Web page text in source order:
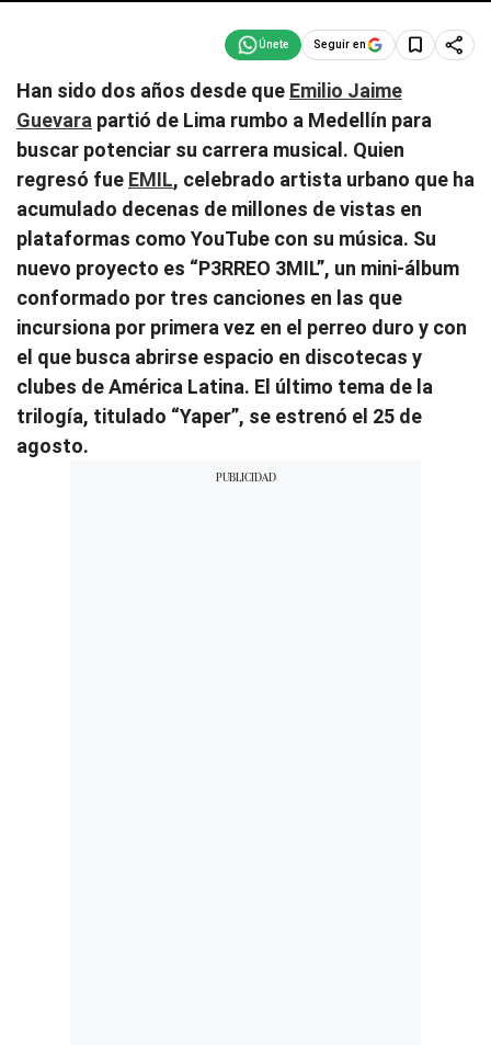
Seguir en
Han sido dos años desde que Emilio Jaime
Guevara partió de Lima rumbo a Medellín para
buscar potenciar su carrera musical. Quien
regresó fue EMIL, celebrado artista urbano que ha
acumulado decenas de millones de vistas en
plataformas como YouTube con su música. Su
nuevo proyecto es “P3RREO 3MIL”, un mini-álbum
conformado por tres canciones en las que
incursiona por primera vez en el perreo duro y con
el que busca abrirse espacio en discotecas y
clubes de América Latina. El último tema de la
trilogía, titulado “Yaper”, se estrenó el 25 de
agosto.